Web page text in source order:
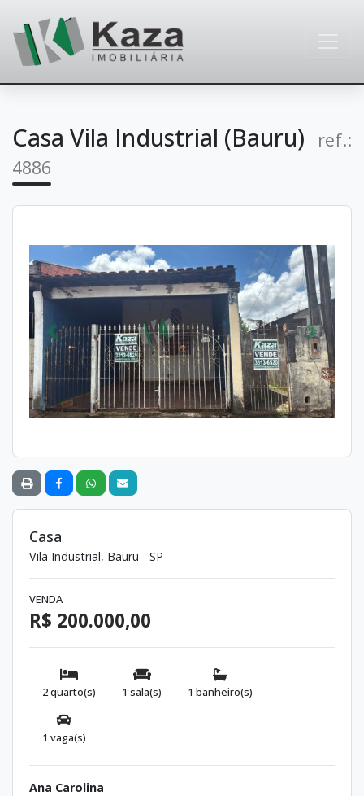
Casa Vila Industrial (Bauru)
ref.:
4886
Anterior Próximo
Casa
Vila Industrial, Bauru - SP
VENDA
R$ 200.000,00
2 quarto(s) 1 sala(s) 1 banheiro(s)
1 vaga(s)
Ana Carolina